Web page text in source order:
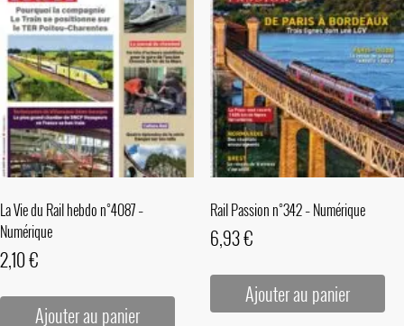
La Vie du Rail hebdo n°4087 –
Numérique
2,10€
Ajouter au panier
Rail Passion n°342 – Numérique
6,93€
Ajouter au panier